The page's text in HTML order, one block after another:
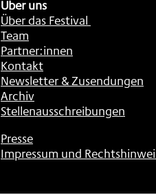
Über uns
Über das Festival
Team
Partner:innen
Kontakt
Newsletter & Zusendungen
Archiv
Stellenausschreibungen
Presse
Impressum und